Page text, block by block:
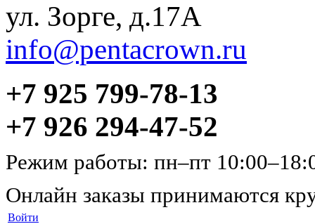
ул. Зорге, д.17А
info@pentacrown.ru
+7 925 799-78-13
+7 926 294-47-52
Режим работы: пн–пт
Онлайн заказы принимаются
Войти